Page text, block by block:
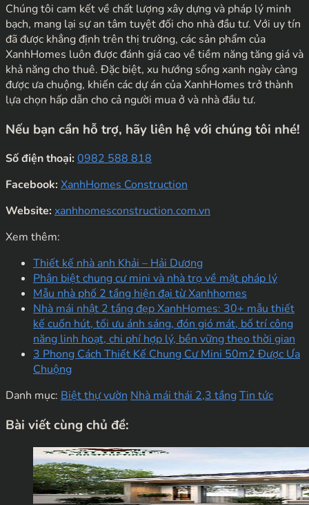
Chúng tôi cam kết về chất lượng xây dựng và pháp lý minh
bạch, mang lại sự an tâm tuyệt đối cho nhà đầu tư. Với uy tín
đã được khẳng định trên thị trường, các sản phẩm của
XanhHomes luôn được đánh giá cao về tiềm năng tăng giá và
khả năng cho thuê. Đặc biệt, xu hướng sống xanh ngày càng
được ưa chuộng, khiến các dự án của XanhHomes trở thành
lựa chọn hấp dẫn cho cả người mua ở và nhà đầu tư.
Nếu bạn cần hỗ trợ, hãy liên hệ với chúng tôi nhé!
Số điện thoại:0982 588 818
Facebook:XanhHomes Construction
Website:xanhhomesconstruction.com.vn
Xem thêm:
Thiết kế nhà anh Khải – Hải Dương
Phân biệt chung cư mini và nhà trọ về mặt pháp lý
Mẫu nhà phố 2 tầng hiện đại từ Xanhhomes
Nhà mái nhật 2 tầng đẹp XanhHomes: 30+ mẫu thiết
kế cuốn hút, tối ưu ánh sáng, đón gió mát, bố trí công
năng linh hoạt, chi phí hợp lý, bền vững theo thời gian
3 Phong Cách Thiết Kế Chung Cư Mini 50m2 Được Ưa
Chuộng
Danh mục: Biệt thự vườn Nhà mái thái 2,3 tầngTin tức
Bài viết cùng chủ đề: